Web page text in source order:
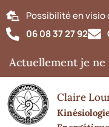
Possibilité en visio
06 08 37 27 92
je ne
Claire